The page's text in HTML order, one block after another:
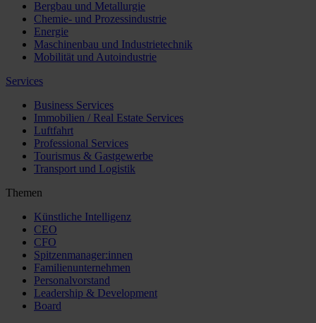
Bergbau und Metallurgie
Chemie- und Prozessindustrie
Energie
Maschinenbau und Industrietechnik
Mobilität und Autoindustrie
Services
Business Services
Immobilien / Real Estate Services
Luftfahrt
Professional Services
Tourismus & Gastgewerbe
Transport und Logistik
Themen
Künstliche Intelligenz
CEO
CFO
Spitzenmanager:innen
Familienunternehmen
Personalvorstand
Leadership & Development
Board